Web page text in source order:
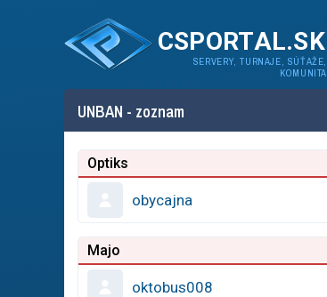
CSPORTAL.SK
SERVERY, TURNAJE, SÚŤAŽE,
KOMUNITA
UNBAN - zoznam
Optiks
obycajna
Majo
oktobus008